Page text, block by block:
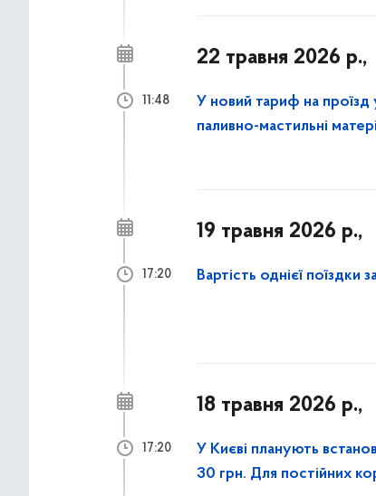
22 травня 2026 р.,
У новий тариф на проїзд
паливно-мастильні
11:48
19 травня 2026 р.,
Вартість однієї
17:20
18 травня 2026 р.,
У Києві планують
30 грн. Для постійних
17:20